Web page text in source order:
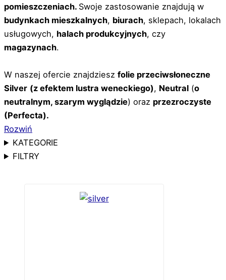
pomieszczeniach. Swoje zastosowanie znajdują w
budynkach mieszkalnych, biurach, sklepach, lokalach
usługowych, halach produkcyjnych, czy
magazynach.
W naszej ofercie znajdziesz folie przeciwsłoneczne
Silver (z efektem lustra weneckiego), Neutral (o
neutralnym, szarym wyglądzie) oraz przezroczyste
(Perfecta).
Rozwiń
KATEGORIE
FILTRY